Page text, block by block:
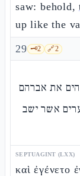
saw: behold,
up like the
29 🗝️2 🔗2
את אברהם
אשר ישב
SEPTUAGINT (LXX)
καὶ ἐγένετο